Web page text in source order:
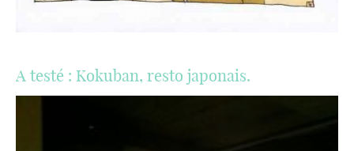
A testé : Kokuban, resto japonais.